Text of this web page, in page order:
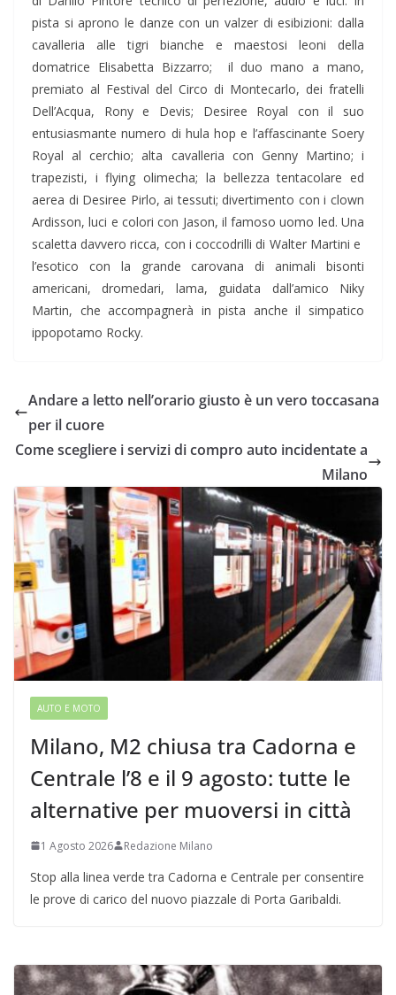
pista si aprono le danze con un valzer di esibizioni: dalla
cavalleria alle tigri bianche e maestosi leoni della
domatrice Elisabetta Bizzarro; il duo mano a mano,
premiato al Festival del Circo di Montecarlo, dei fratelli
Dell’Acqua, Rony e Devis; Desiree Royal con il suo
entusiasmante numero di hula hop e l’affascinante Soery
Royal al cerchio; alta cavalleria con Genny Martino; i
trapezisti, i flying olimecha; la bellezza tentacolare ed
aerea di Desiree Pirlo, ai tessuti; divertimento con i clown
Ardisson, luci e colori con Jason, il famoso uomo led. Una
scaletta davvero ricca, con i coccodrilli di Walter Martini e
l’esotico con la grande carovana di animali bisonti
americani, dromedari, lama, guidata dall’amico Niky
Martin, che accompagnerà in pista anche il simpatico
ippopotamo Rocky.
Andare a letto nell’orario giusto è un vero toccasana
per il cuore
Come scegliere i servizi di compro auto incidentate a
Milano
AUTO E MOTO
Milano, M2 chiusa tra Cadorna e
Centrale l’8 e il 9 agosto: tutte le
alternative per muoversi in città
1 Agosto 2026 Redazione Milano
Stop alla linea verde tra Cadorna e Centrale per consentire
le prove di carico del nuovo piazzale di Porta Garibaldi.